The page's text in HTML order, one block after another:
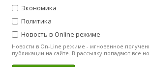
Экономика
Политика
Новость в Online режиме
Новости в On-Line режиме - мгновенное
публикации на сайте. В рассылку попадают все